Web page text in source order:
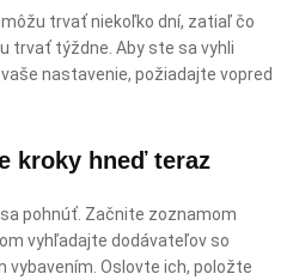
trvať niekoľko dní, zatiaľ čo
trvať týždne. Aby ste sa vyhli
nastavenie, požiadajte vopred
kroky hneď teraz
pohnúť. Začnite zoznamom
vyhľadajte dodávateľov so
Oslovte ich, položte